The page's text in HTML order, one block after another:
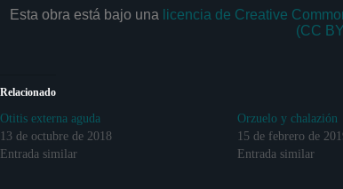
Esta obra está bajo una licencia de Creative
(CC
Relacionado
Otitis externa aguda
13 de octubre de 2018
Entrada similar
Orzuelo y chalazión
15 de febrero de
Entrada similar